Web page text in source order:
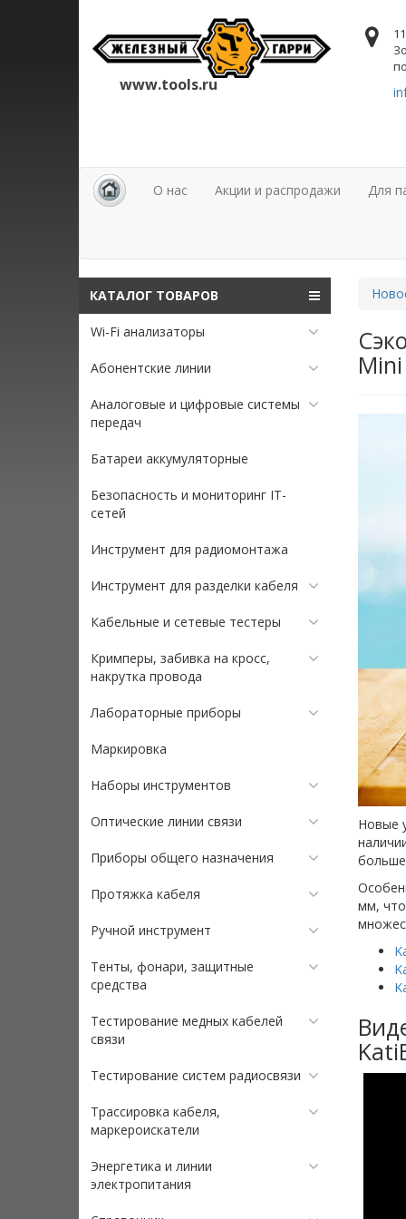
www.tools.ru
О нас Акции и распродажи Для
КАТАЛОГ ТОВАРОВ
Wi-Fi анализаторы
Абонентские линии
Аналоговые и цифровые системы
передач
Батареи аккумуляторные
Безопасность и мониторинг IT-
сетей
Инструмент для радиомонтажа
Инструмент для разделки кабеля
Кабельные и сетевые тестеры
Кримперы, забивка на кросс,
накрутка провода
Лабораторные приборы
Маркировка
Наборы инструментов
Оптические линии связи
Приборы общего назначения
Протяжка кабеля
Ручной инструмент
Тенты, фонари, защитные
средства
Тестирование медных кабелей
связи
Тестирование систем радиосвязи
Трассировка кабеля,
маркероискатели
Энергетика и линии
электропитания
Mini
Новые
мм,